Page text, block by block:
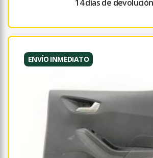
14 días de devolución
ENVÍO INMEDIATO